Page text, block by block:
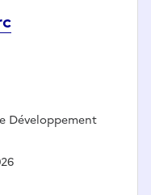
Développement